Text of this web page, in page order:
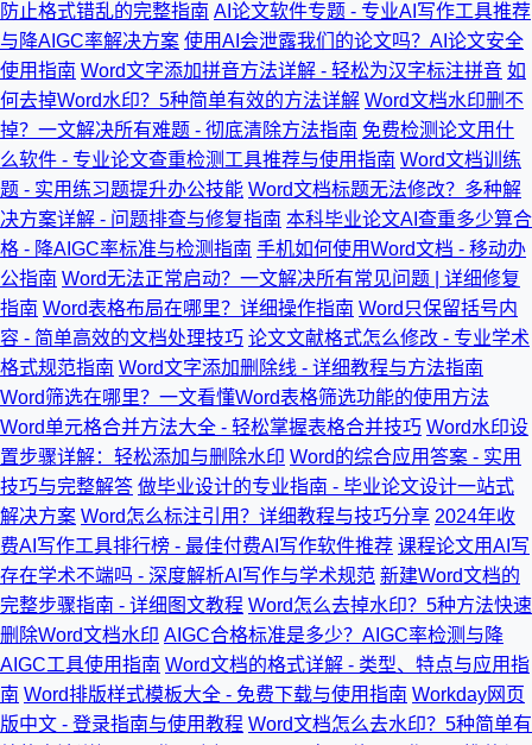
防止格式错乱的完整指南 AI论文软件专题 - 专业AI写作工具推荐
与降AIGC率解决方案 使用AI会泄露我们的论文吗？AI论文安全
使用指南 Word文字添加拼音方法详解 - 轻松为汉字标注拼音 如
何去掉Word水印？5种简单有效的方法详解 Word文档水印删不
掉？一文解决所有难题 - 彻底清除方法指南 免费检测论文用什
么软件 - 专业论文查重检测工具推荐与使用指南 Word文档训练
题 - 实用练习题提升办公技能 Word文档标题无法修改？多种解
决方案详解 - 问题排查与修复指南 本科毕业论文AI查重多少算合
格 - 降AIGC率标准与检测指南 手机如何使用Word文档 - 移动办
公指南 Word无法正常启动？一文解决所有常见问题 | 详细修复
指南 Word表格布局在哪里？详细操作指南 Word只保留括号内
容 - 简单高效的文档处理技巧 论文文献格式怎么修改 - 专业学术
格式规范指南 Word文字添加删除线 - 详细教程与方法指南
Word筛选在哪里？一文看懂Word表格筛选功能的使用方法
Word单元格合并方法大全 - 轻松掌握表格合并技巧 Word水印设
置步骤详解：轻松添加与删除水印 Word的综合应用答案 - 实用
技巧与完整解答 做毕业设计的专业指南 - 毕业论文设计一站式
解决方案 Word怎么标注引用？详细教程与技巧分享 2024年收
费AI写作工具排行榜 - 最佳付费AI写作软件推荐 课程论文用AI写
存在学术不端吗 - 深度解析AI写作与学术规范 新建Word文档的
完整步骤指南 - 详细图文教程 Word怎么去掉水印？5种方法快速
删除Word文档水印 AIGC合格标准是多少？AIGC率检测与降
AIGC工具使用指南 Word文档的格式详解 - 类型、特点与应用指
南 Word排版样式模板大全 - 免费下载与使用指南 Workday网页
版中文 - 登录指南与使用教程 Word文档怎么去水印？5种简单有